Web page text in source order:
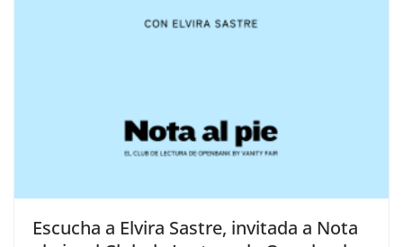
​Escucha a Elvira Sastre, invitada a Nota